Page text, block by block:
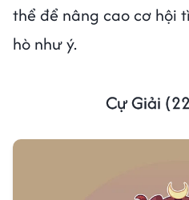
thể để nâng cao cơ hội
hò như ý.
Cự Giải